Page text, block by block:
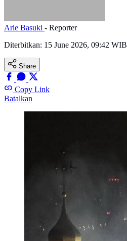
Arie Basuki - Reporter
Diterbitkan: 15 June 2026, 09:42 WIB
Share
Copy Link
Batalkan